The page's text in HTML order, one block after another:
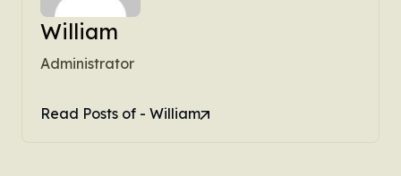
William
Administrator
Read Posts of - William